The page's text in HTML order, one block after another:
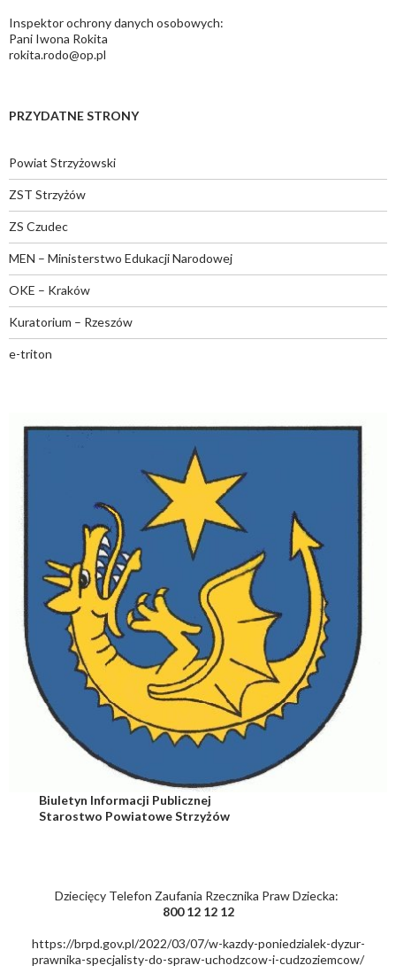
Inspektor ochrony danych osobowych:
Pani Iwona Rokita
rokita.rodo@op.pl
PRZYDATNE STRONY
Powiat Strzyżowski
ZST Strzyżów
ZS Czudec
MEN – Ministerstwo Edukacji Narodowej
OKE – Kraków
Kuratorium – Rzeszów
e-triton
Biuletyn Informacji Publicznej
Starostwo Powiatowe Strzyżów
Dziecięcy Telefon Zaufania Rzecznika Praw Dziecka:
800 12 12 12
https://brpd.gov.pl/2022/03/07/w-kazdy-poniedzialek-dyzur-
prawnika-specjalisty-do-spraw-uchodzcow-i-cudzoziemcow/